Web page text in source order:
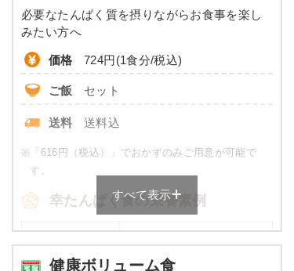
コレステロール -
※カロリーは目安の数値であるため、メニューによっ
て異なる場合がございます。 ごはんセットでの栄養
価です。
普通食のメニュー例
オクラのお浸し
ひじきの煮物
厚焼き玉子（関東風）
ほうれん草白和え
豚肉のしぐれ煮
必要なたんぱく質を摂りながらお食事を楽し
みたい方へ
価格 724円(1食分/税込)
ご飯 セット
送料 送料込
※ 「616円（税込）」でおかずのみご用意が可能で
す。
幸たんぱく食の栄養素例
すべて表示
健康ボリューム食